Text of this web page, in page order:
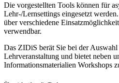
Die vorgestellten Tools können für
Lehr-/Lernsettings eingesetzt
über verschiedene
verwendbar.
Das ZIDiS berät Sie bei der
Lehrveranstaltung und bietet neben
Informationsmaterialien Workshops